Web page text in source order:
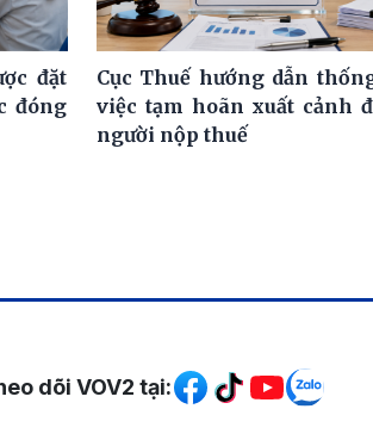
đặt
đóng
Cục Thuế hướng dẫn
việc tạm hoãn xuất cảnh
người nộp thuế
Mạng xã hội
dõi VOV2 tại: